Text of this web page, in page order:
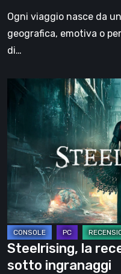
il
Ogni viaggio nasce da
geografica, emotiva o
di…
Steelrising,
recensione:
rivoluzione
sotto
ingranaggi
Steelrising, la
sotto ingranaggi